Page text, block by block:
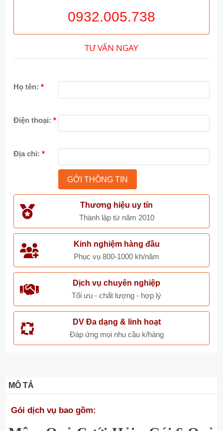
0932.005.738
TƯ VẤN NGAY
Họ tên: *
Điện thoại: *
Địa chỉ: *
Thương hiệu uy tín
Thành lập từ năm 2010
Kinh nghiệm hàng đầu
Phục vụ 800-1000 kh/năm
Dịch vụ chuyên nghiệp
Tối ưu - chất lượng - hợp lý
DV Đa dạng & linh hoạt
Đáp ứng mọi nhu cầu k/hàng
MÔ TẢ
Gói dịch vụ bao gồm: